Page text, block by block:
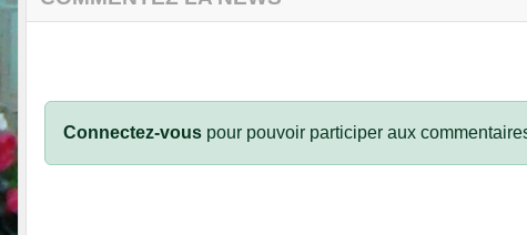
Connectez-vous pour pouvoir participer aux